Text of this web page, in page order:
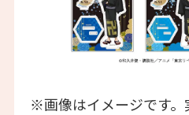
※画像はイメージです。